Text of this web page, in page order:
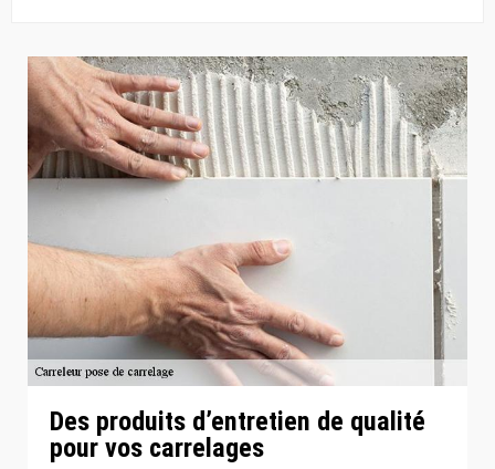
Des produits d’entretien de qualité
pour vos carrelages